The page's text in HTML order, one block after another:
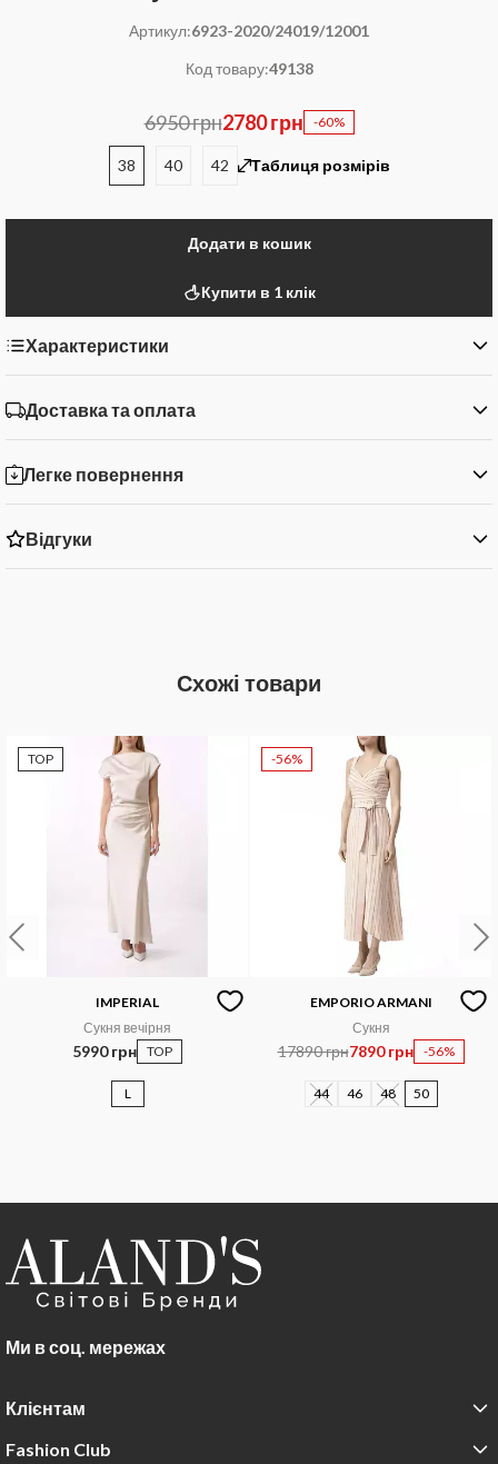
Артикул:6923-2020/24019/12001
Код товару:49138
6950 грн2780 грн -60%
38 40 42 Таблиця розмірів
Додати в кошик
Купити в 1 клік
Характеристики
Доставка та оплата
Легке повернення
Відгуки
Схожі товари
TOP
IMPERIAL
Сукня вечірня
5990 грн TOP
L
-56%
EMPORIO ARMANI
Сукня
17890 грн7890 грн -56%
44 46 48 50
Ми в соц. мережах
Клієнтам
Fashion Club